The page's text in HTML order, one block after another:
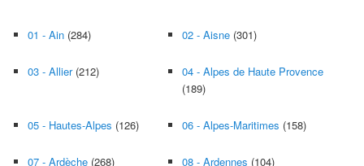
01 - Ain (284) 02 - Aisne (301)
03 - Allier(212)
04 - Alpes de Haute Provence
(189)
05 - Hautes-Alpes (126) 06 - Alpes-Maritimes (158)
07 - Ardèche (268) 08 - Ardennes (104)